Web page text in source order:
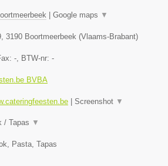
Google maps ▼
3190 Boortmeerbeek (Vlaams-Brabant)
- , BTW-nr: -
BVBA
Screenshot ▼
/ Tapas ▼
Pasta, Tapas